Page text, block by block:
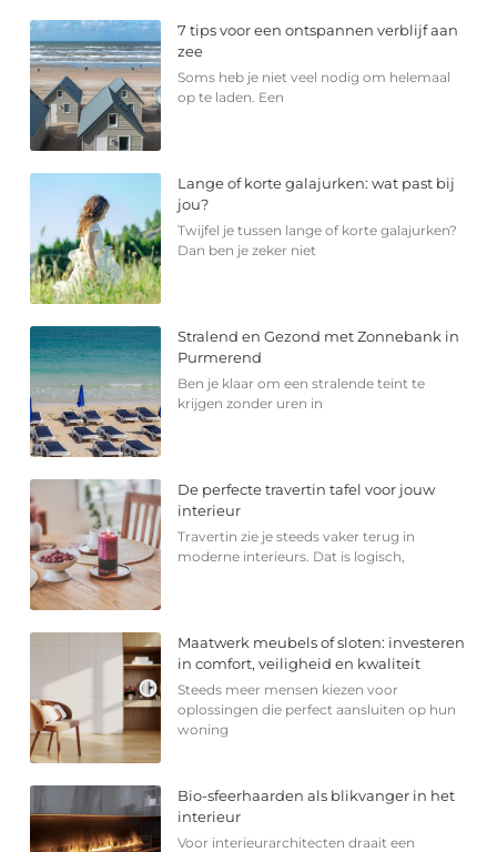
7 tips voor een ontspannen verblijf aan
zee
Soms heb je niet veel nodig om helemaal
op te laden. Een
Lange of korte galajurken: wat past bij
jou?
Twijfel je tussen lange of korte galajurken?
Dan ben je zeker niet
Stralend en Gezond met Zonnebank in
Purmerend
Ben je klaar om een stralende teint te
krijgen zonder uren in
De perfecte travertin tafel voor jouw
interieur
Travertin zie je steeds vaker terug in
moderne interieurs. Dat is logisch,
Maatwerk meubels of sloten: investeren
in comfort, veiligheid en kwaliteit
Steeds meer mensen kiezen voor
oplossingen die perfect aansluiten op hun
woning
Bio-sfeerhaarden als blikvanger in het
interieur
Voor interieurarchitecten draait een